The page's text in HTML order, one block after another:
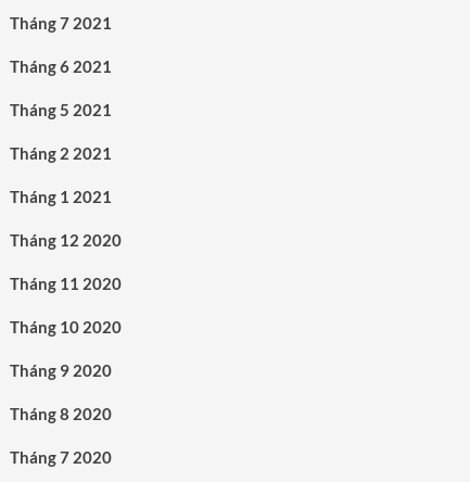
Tháng 7 2021
Tháng 6 2021
Tháng 5 2021
Tháng 2 2021
Tháng 1 2021
Tháng 12 2020
Tháng 11 2020
Tháng 10 2020
Tháng 9 2020
Tháng 8 2020
Tháng 7 2020